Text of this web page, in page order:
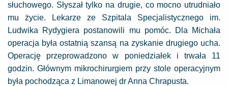
słuchowego. Słyszał tylko na drugie, co mocno utrudniało
mu życie. Lekarze ze Szpitala Specjalistycznego im.
Ludwika Rydygiera postanowili mu pomóc. Dla Michała
operacja była ostatnią szansą na zyskanie drugiego ucha.
Operację przeprowadzono w poniedziałek i trwała 11
godzin. Głównym mikrochirurgiem przy stole operacyjnym
była pochodząca z Limanowej dr Anna Chrapusta.